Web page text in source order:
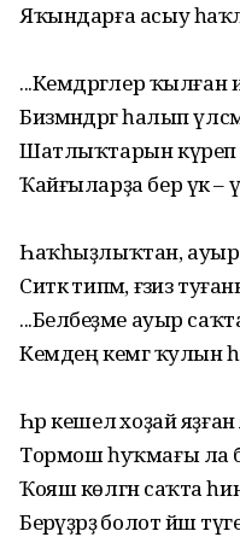
Яҡындарға асыу
...Кемдәргәлер ҡылған
Бизмәндәргә һалып
Шатлыҡтарын күреп
Ҡайғыларҙа бер үк –
Һаҡһыҙлыҡтан, ауыр
Ситкә типмә, ғәзиз
...Беләбеҙме ауыр
Кемдең кемгә ҡулын
Һәр кешелә хоҙай
Тормош һуҡмағы ла
Ҡояш көлгән саҡта
Берәүҙәрҙә болот йәш